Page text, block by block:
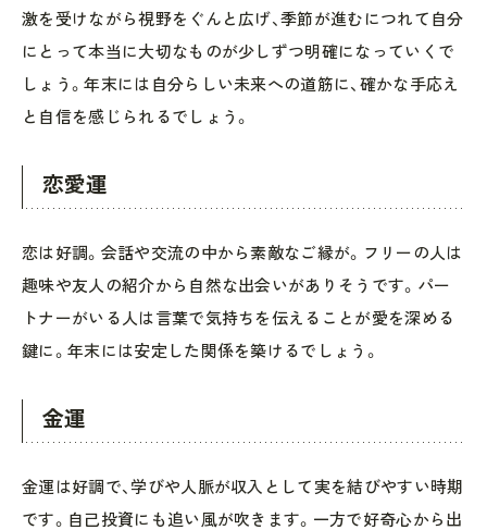
激を受けながら視野をぐんと広げ、季節が進むにつれて自分
にとって本当に大切なものが少しずつ明確になっていくで
しょう。年末には自分らしい未来への道筋に、確かな手応え
と自信を感じられるでしょう。
恋愛運
恋は好調。会話や交流の中から素敵なご縁が。フリーの人は
趣味や友人の紹介から自然な出会いがありそうです。パー
トナーがいる人は言葉で気持ちを伝えることが愛を深める
鍵に。年末には安定した関係を築けるでしょう。
金運
金運は好調で、学びや人脈が収入として実を結びやすい時期
です。自己投資にも追い風が吹きます。一方で好奇心から出